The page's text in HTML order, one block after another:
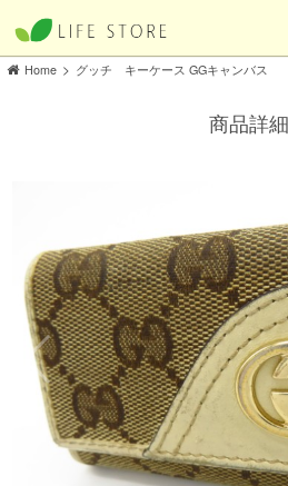
Home > グッチ キーケース GGキャンバス
商品詳細